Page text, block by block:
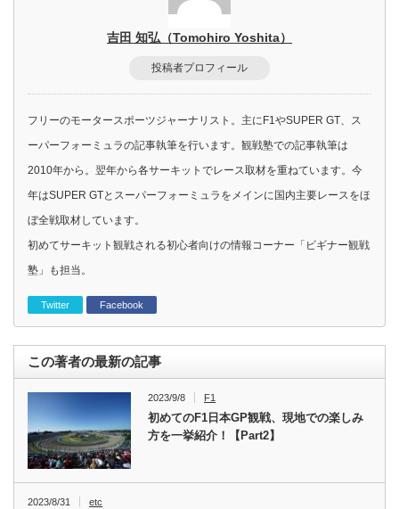
吉田 知弘（Tomohiro Yoshita）
投稿者プロフィール
フリーのモータースポーツジャーナリスト。主にF1やSUPER GT、ス
ーパーフォーミュラの記事執筆を行います。観戦塾での記事執筆は
2010年から。翌年から各サーキットでレース取材を重ねています。今
年はSUPER GTとスーパーフォーミュラをメインに国内主要レースをほ
ぼ全戦取材しています。
初めてサーキット観戦される初心者向けの情報コーナー「ビギナー観戦
塾」も担当。
Twitter Facebook
この著者の最新の記事
2023/9/8 F1
初めてのF1日本GP観戦、現地での楽しみ
方を一挙紹介！【Part2】
2023/8/31 etc